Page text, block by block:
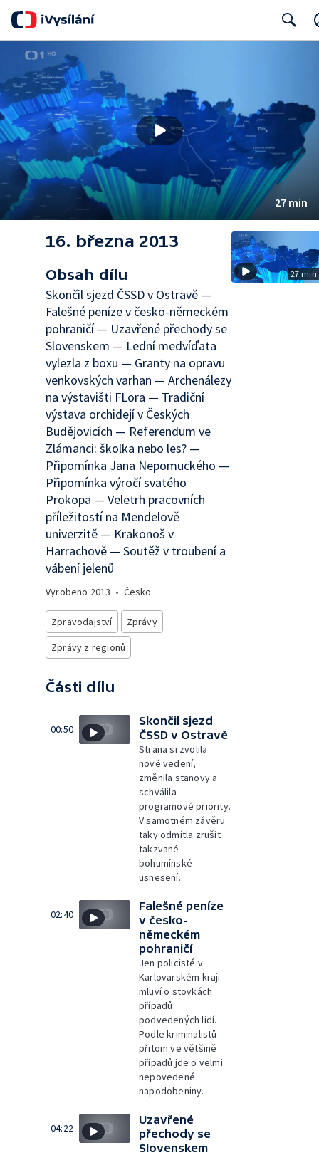
27 min
16. března 2013
Obsah dílu
Skončil sjezd ČSSD v Ostravě —
Falešné peníze v česko-německém
pohraničí — Uzavřené přechody se
Slovenskem — Lední medvíďata
vylezla z boxu — Granty na opravu
venkovských varhan — Archenálezy
na výstavišti FLora — Tradiční
výstava orchidejí v Českých
Budějovicích — Referendum ve
Zlámanci: školka nebo les? —
Připomínka Jana Nepomuckého —
Připomínka výročí svatého
Prokopa — Veletrh pracovních
příležitostí na Mendelově
univerzitě — Krakonoš v
Harrachově — Soutěž v troubení a
vábení jelenů
Vyrobeno 2013 • Česko
Zpravodajství
Zprávy
Zprávy z regionů
Části dílu
00:50
Skončil sjezd
ČSSD v Ostravě
Strana si zvolila
nové vedení,
změnila stanovy a
schválila
programové priority.
V samotném závěru
taky odmítla zrušit
takzvané
bohumínské
usnesení.
02:40
Falešné peníze
v česko-
německém
pohraničí
Jen policisté v
Karlovarském kraji
mluví o stovkách
případů
podvedených lidí.
Podle kriminalistů
přitom ve většině
případů jde o velmi
nepovedené
napodobeniny.
04:22
Uzavřené
přechody se
Slovenskem
27 min